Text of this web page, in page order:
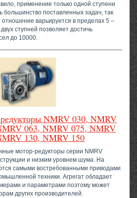
применение только одной ступени
большинство поставленных задач, так
отношение варьируется в пределах 5 –
ступней позволяет достичь
до 10000.
NMRV 030, NMRV
063, NMRV 075, NMRV
130, NMRV 150
мотор-редукторы серии NMRV
и низким уровнем шума. На
самыми востребованными приводами
техники. Агрегат обладает
и параметрами поэтому может
других производителей.